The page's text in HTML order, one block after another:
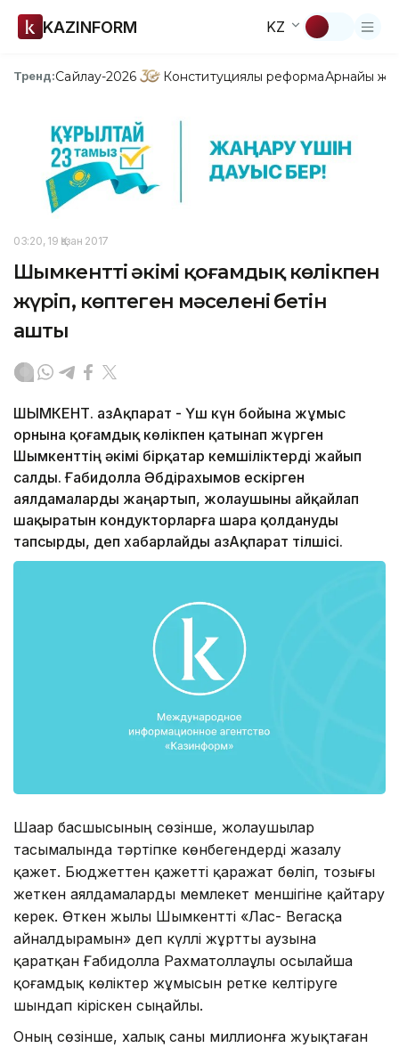
KAZINFORM KZ
Тренд:Сайлау-2026 Конституциялық реформаАрнайы
03:20, 19 Қазан 2017
Шымкенттің әкімі қоғамдық көлікпен
жүріп, көптеген мәселенің бетін
ашты
ШЫМКЕНТ. ҚазАқпарат - Үш күн бойына жұмыс
орнына қоғамдық көлікпен қатынап жүрген
Шымкенттің әкімі бірқатар кемшіліктерді жайып
салды. Ғабидолла Әбдірахымов ескірген
аялдамаларды жаңартып, жолаушыны айқайлап
шақыратын кондукторларға шара қолдануды
тапсырды, деп хабарлайды ҚазАқпарат тілшісі.
Шаһар басшысының сөзінше, жолаушылар
тасымалында тәртіпке көнбегендерді жазалу
қажет. Бюджеттен қажетті қаражат бөліп, тозығы
жеткен аялдамаларды мемлекет меншігіне қайтару
керек. Өткен жылы Шымкентті «Лас- Вегасқа
айналдырамын» деп күллі жұртты аузына
қаратқан Ғабидолла Рахматоллаұлы осылайша
қоғамдық көліктер жұмысын ретке келтіруге
шындап кіріскен сыңайлы.
Оның сөзінше, халық саны миллионға жуықтаған